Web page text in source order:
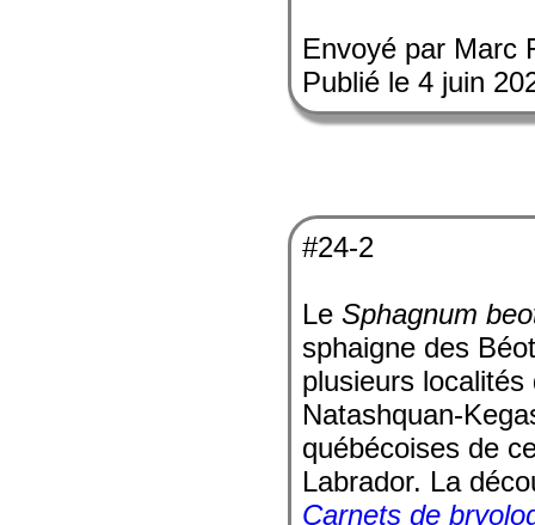
Envoyé par Marc
Publié le 4 juin
#24-2
LeSphagnum
sphaigne des
plusieurs
Natashquan-
québécoises de
Labrador. La
Carnets de